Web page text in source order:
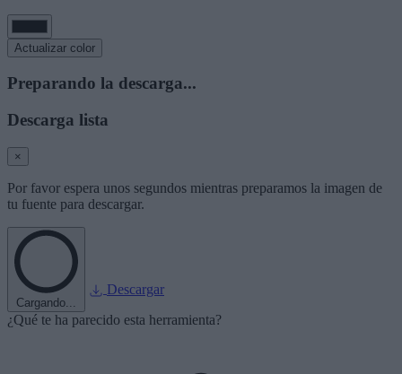
Actualizar color
Preparando la descarga...
Descarga lista
×
Por favor espera unos segundos mientras preparamos la imagen de
tu fuente para descargar.
Cargando...
Descargar
¿Qué te ha parecido esta herramienta?